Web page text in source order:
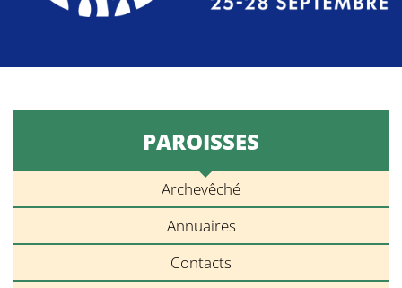
PAROISSES
Archevêché
Annuaires
Contacts